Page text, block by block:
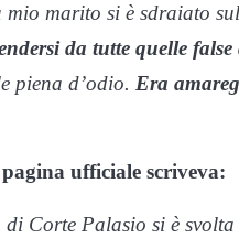
marito si è sdraiato
da tutte quelle false
piena d’odio. Era
ufficiale scriveva:
Corte Palasio si è